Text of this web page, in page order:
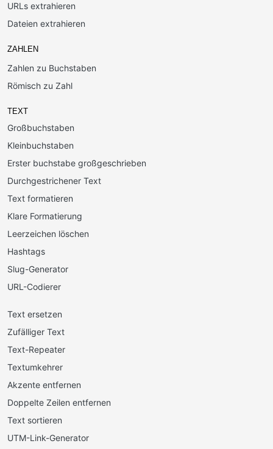
URLs extrahieren
Dateien extrahieren
ZAHLEN
Zahlen zu Buchstaben
Römisch zu Zahl
TEXT
Großbuchstaben
Kleinbuchstaben
Erster buchstabe großgeschrieben
Durchgestrichener Text
Text formatieren
Klare Formatierung
Leerzeichen löschen
Hashtags
Slug-Generator
URL-Codierer
Text ersetzen
Zufälliger Text
Text-Repeater
Textumkehrer
Akzente entfernen
Doppelte Zeilen entfernen
Text sortieren
UTM-Link-Generator